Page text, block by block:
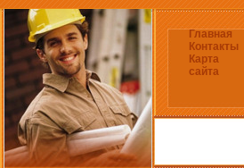
Главная
Контакты
Карта
сайта